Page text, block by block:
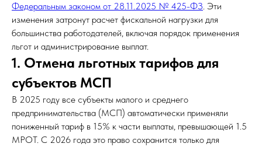
Федеральным законом от 28.11.2025 № 425-ФЗ. Эти
изменения затронут расчет фискальной нагрузки для
большинства работодателей, включая порядок применения
льгот и администрирование выплат.
1. Отмена льготных тарифов для
субъектов МСП
В 2025 году все субъекты малого и среднего
предпринимательства (МСП) автоматически применяли
пониженный тариф в 15% к части выплаты, превышающей 1.5
МРОТ. С 2026 года это право сохранится только для